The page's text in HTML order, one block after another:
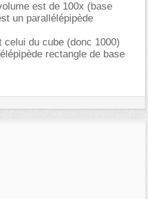
est de 100x (base
un parallélépipède
du cube (donc 1000)
rectangle de base